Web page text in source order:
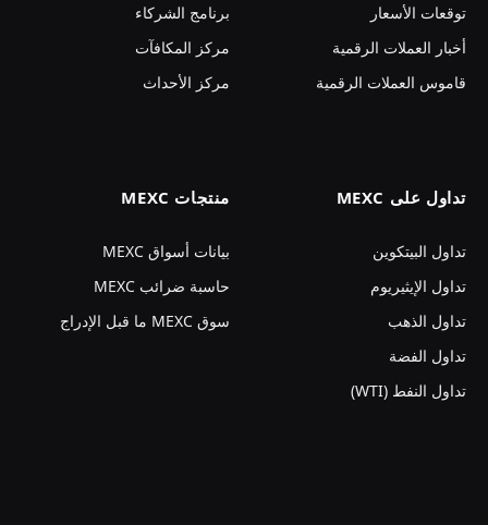
توقعات الأسعار
أخبار العملات الرقمية
قاموس العملات الرقمية
برنامج الشركاء
مركز المكافآت
مركز الأحداث
تداول على MEXC
تداول البيتكوين
تداول الإيثيريوم
تداول الذهب
تداول الفضة
تداول النفط (WTI)
منتجات MEXC
بيانات أسواق MEXC
حاسبة ضرائب MEXC
سوق MEXC ما قبل الإدراج